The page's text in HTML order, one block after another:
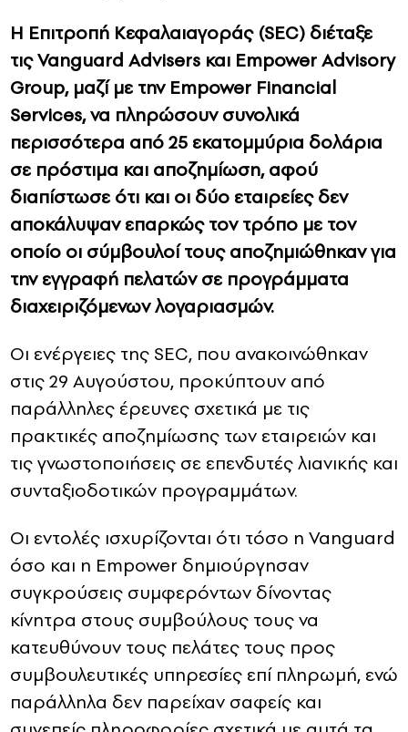
Η Επιτροπή Κεφαλαιαγοράς (SEC) διέταξε
τις Vanguard Advisers και Empower Advisory
Group, μαζί με την Empower Financial
Services, να πληρώσουν συνολικά
περισσότερα από 25 εκατομμύρια δολάρια
σε πρόστιμα και αποζημίωση, αφού
διαπίστωσε ότι και οι δύο εταιρείες δεν
αποκάλυψαν επαρκώς τον τρόπο με τον
οποίο οι σύμβουλοί τους αποζημιώθηκαν για
την εγγραφή πελατών σε προγράμματα
διαχειριζόμενων λογαριασμών.
Οι ενέργειες της SEC, που ανακοινώθηκαν
στις 29 Αυγούστου, προκύπτουν από
παράλληλες έρευνες σχετικά με τις
πρακτικές αποζημίωσης των εταιρειών και
τις γνωστοποιήσεις σε επενδυτές λιανικής και
συνταξιοδοτικών προγραμμάτων.
Οι εντολές ισχυρίζονται ότι τόσο η Vanguard
όσο και η Empower δημιούργησαν
συγκρούσεις συμφερόντων δίνοντας
κίνητρα στους συμβούλους τους να
κατευθύνουν τους πελάτες τους προς
συμβουλευτικές υπηρεσίες επί πληρωμή, ενώ
παράλληλα δεν παρείχαν σαφείς και